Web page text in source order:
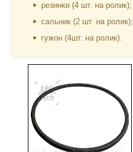
резинки (4 шт. на ролик);
сальник (2 шт. на ролик);
гужон (4шт. на ролик).